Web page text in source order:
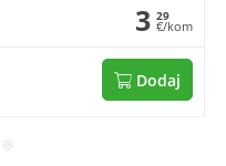
3 29
€/kom
Dodaj